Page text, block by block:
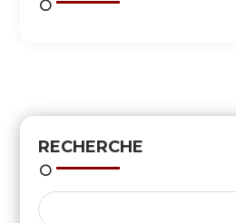
RECHERCHE